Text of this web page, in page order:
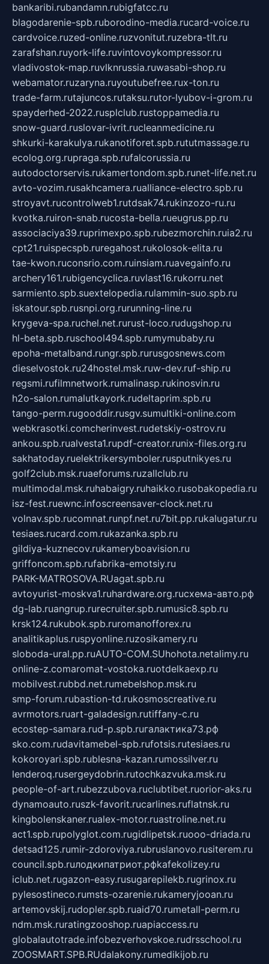
bankaribi.rubandamn.rubigfatcc.ru
blagodarenie-spb.ruborodino-media.rucard-voice.ru
cardvoice.ruzed-online.ruzvonitut.ruzebra-tlt.ru
zarafshan.ruyork-life.ruvintovoykompressor.ru
vladivostok-map.ruvlknrussia.ruwasabi-shop.ru
webamator.ruzaryna.ruyoutubefree.rux-ton.ru
trade-farm.rutajuncos.rutaksu.rutor-lyubov-i-grom.ru
spayderhed-2022.rusplclub.rustoppamedia.ru
snow-guard.ruslovar-ivrit.rucleanmedicine.ru
shkurki-karakulya.rukanotiforet.spb.rututmassage.ru
ecolog.org.rupraga.spb.rufalcorussia.ru
autodoctorservis.rukamertondom.spb.runet-life.net.ru
avto-vozim.rusakhcamera.rualliance-electro.spb.ru
stroyavt.rucontrolweb1.rutdsak74.rukinzozo-ru.ru
kvotka.ruiron-snab.rucosta-bella.rueugrus.pp.ru
associaciya39.ruprimexpo.spb.rubezmorchin.ruia2.ru
cpt21.ruispecspb.ruregahost.rukolosok-elita.ru
tae-kwon.ruconsrio.com.ruinsiam.ruavegainfo.ru
archery161.rubigencyclica.ruvlast16.rukorru.net
sarmiento.spb.suextelopedia.rulammin-suo.spb.ru
iskatour.spb.rusnpi.org.rurunning-line.ru
krygeva-spa.ruchel.net.rurust-loco.rudugshop.ru
hl-beta.spb.ruschool494.spb.rumymubaby.ru
epoha-metalband.rungr.spb.rurusgosnews.com
dieselvostok.ru24hostel.msk.ruw-dev.ruf-ship.ru
regsmi.rufilmnetwork.rumalinasp.rukinosvin.ru
h2o-salon.rumalutkayork.rudeltaprim.spb.ru
tango-perm.rugooddir.rusgv.sumultiki-online.com
webkrasotki.comcherinvest.rudetskiy-ostrov.ru
ankou.spb.rualvesta1.rupdf-creator.runix-files.org.ru
sakhatoday.ruelektrikersymboler.rusputnikyes.ru
golf2club.msk.ruaeforums.ruzallclub.ru
multimodal.msk.ruhabaigry.ruhaikko.rusobakopedia.ru
isz-fest.ruewnc.infoscreensaver-clock.net.ru
volnav.spb.rucomnat.runpf.net.ru7bit.pp.rukalugatur.ru
tesiaes.rucard.com.rukazanka.spb.ru
gildiya-kuznecov.rukameryboavision.ru
griffoncom.spb.rufabrika-emotsiy.ru
PARK-MATROSOVA.RUagat.spb.ru
avtoyurist-moskva1.ruhardware.org.ruсхема-авто.рф
dg-lab.ruangrup.rurecruiter.spb.rumusic8.spb.ru
krsk124.rukubok.spb.ruromanofforex.ru
analitikaplus.ruspyonline.ruzosikamery.ru
sloboda-ural.pp.ruAUTO-COM.SUhohota.netalimy.ru
online-z.comaromat-vostoka.ruotdelkaexp.ru
mobilvest.rubbd.net.rumebelshop.msk.ru
smp-forum.rubastion-td.rukosmoscreative.ru
avrmotors.ruart-galadesign.rutiffany-c.ru
ecostep-samara.rud-p.spb.ruгалактика73.рф
sko.com.rudavitamebel-spb.rufotsis.rutesiaes.ru
kokoroyari.spb.rublesna-kazan.rumossilver.ru
lenderoq.rusergeydobrin.rutochkazvuka.msk.ru
people-of-art.rubezzubova.ruclubtibet.ruorior-aks.ru
dynamoauto.ruszk-favorit.rucarlines.ruflatnsk.ru
kingbolenskaner.rualex-motor.ruastroline.net.ru
act1.spb.rupolyglot.com.rugidlipetsk.ruooo-driada.ru
detsad125.rumir-zdoroviya.rubruslanovo.rusiterem.ru
council.spb.ruлодкипатриот.рфkafekolizey.ru
iclub.net.rugazon-easy.rusugarepilekb.rugrinox.ru
pylesostineco.rumsts-ozarenie.rukameryjooan.ru
artemovskij.rudopler.spb.ruaid70.rumetall-perm.ru
ndm.msk.ruratingzooshop.ruapiaccess.ru
globalautotrade.infobezverhovskoe.rudrsschool.ru
ZOOSMART.SPB.RUdalakony.rumedikijob.ru